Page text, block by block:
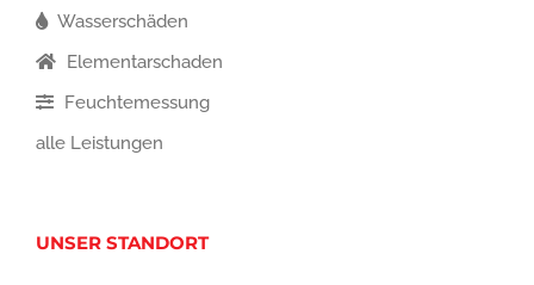
Wasserschäden
Elementarschaden
Feuchtemessung
alle Leistungen
UNSER STANDORT